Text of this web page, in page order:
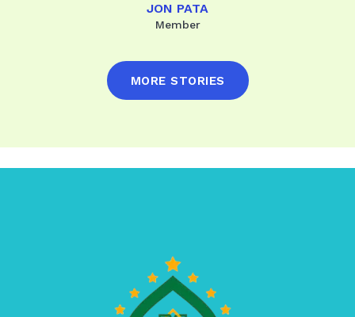
JON PATA
Member
MORE STORIES